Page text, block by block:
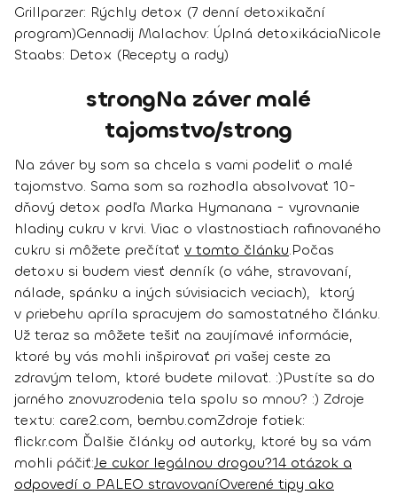
Grillparzer: Rýchly detox (7 denní detoxikační
program)Gennadij Malachov: Úplná detoxikáciaNicole
Staabs: Detox (Recepty a rady)
strongNa záver malé
tajomstvo/strong
Na záver by som sa chcela s vami podeliť o malé
tajomstvo. Sama som sa rozhodla absolvovať 10-
dňový detox podľa Marka Hymanana - vyrovnanie
hladiny cukru v krvi. Viac o vlastnostiach rafinovaného
cukru si môžete prečítať v tomto článku.Počas
detoxu si budem viesť denník (o váhe, stravovaní,
nálade, spánku a iných súvisiacich veciach), ktorý
v priebehu apríla spracujem do samostatného článku.
Už teraz sa môžete tešiť na zaujímavé informácie,
ktoré by vás mohli inšpirovať pri vašej ceste za
zdravým telom, ktoré budete milovať. :)Pustíte sa do
jarného znovuzrodenia tela spolu so mnou? :) Zdroje
textu: care2.com, bembu.comZdroje fotiek:
flickr.com Ďalšie články od autorky, ktoré by sa vám
mohli páčiť:Je cukor legálnou drogou?14 otázok a
odpovedí o PALEO stravovaníOverené tipy ako